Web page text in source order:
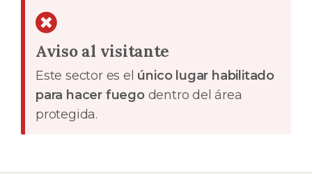
Aviso al visitante
Este sector es el único lugar habilitado
para hacer fuegodentro del área
protegida.